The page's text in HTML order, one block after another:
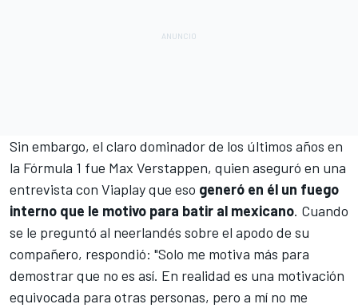
Sin embargo, el claro dominador de los últimos años en
la Fórmula 1 fue Max Verstappen, quien aseguró en una
entrevista con Viaplayque eso generó en él un fuego
interno que le motivo para batir al mexicano. Cuando
se le preguntó al neerlandés sobre el apodo de su
compañero, respondió: "Solo me motiva más para
demostrar que no es así. En realidad es una motivación
equivocada para otras personas, pero a mí no me